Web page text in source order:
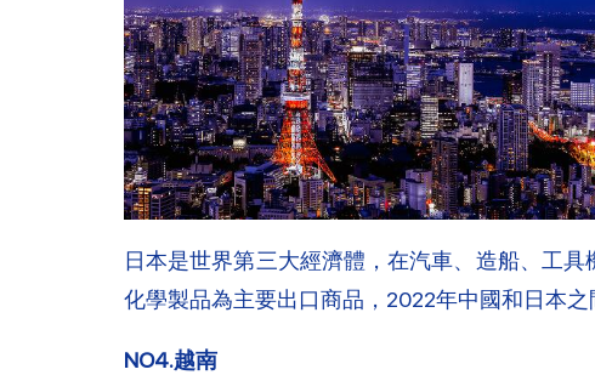
日本是世界第三大經濟體，在汽車、造船、工
化學製品為主要出口商品，2022年中國和日本
NO4.越南